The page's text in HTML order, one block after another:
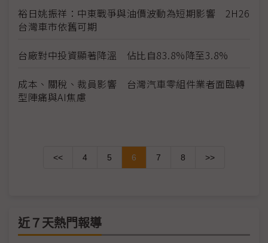
裕日姚振祥：中東戰爭與油價波動為短期影響 2H26
台灣車市依舊可期
台廠對中投資顯著降溫 佔比自83.8%降至3.8%
成本、關稅、裁員影響 台灣汽車零組件業者面臨轉
型陣痛與AI焦慮
<< 4 5 6 7 8 >>
近７天熱門報導